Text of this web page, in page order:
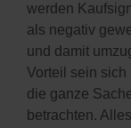
werden
als negativ
und damit
Vorteil sein sich
die ganze
betrachten.